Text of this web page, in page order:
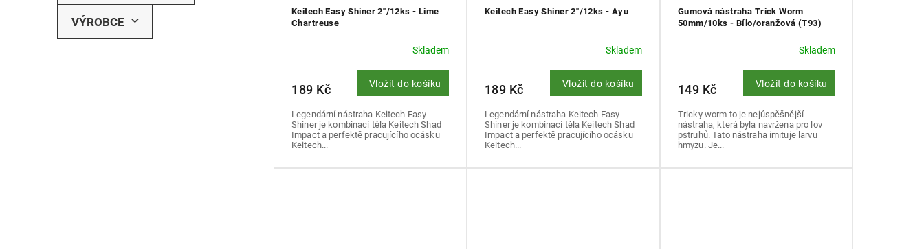
VÝROBCE
Keitech Easy Shiner 2''/12ks - Lime
Chartreuse
Skladem
189 Kč Vložit do košíku
Legendární nástraha Keitech Easy
Shiner je kombinací těla Keitech Shad
Impact a perfektě pracujícího ocásku
Keitech...
Keitech Easy Shiner 2''/12ks - Ayu
Skladem
189 Kč Vložit do košíku
Legendární nástraha Keitech Easy
Shiner je kombinací těla Keitech Shad
Impact a perfektě pracujícího ocásku
Keitech...
Gumová nástraha Trick Worm
50mm/10ks - Bílo/oranžová (T93)
Skladem
149 Kč Vložit do košíku
Tricky worm to je nejúspěšnější
nástraha, která byla navržena pro lov
pstruhů. Tato nástraha imituje larvu
hmyzu. Je...